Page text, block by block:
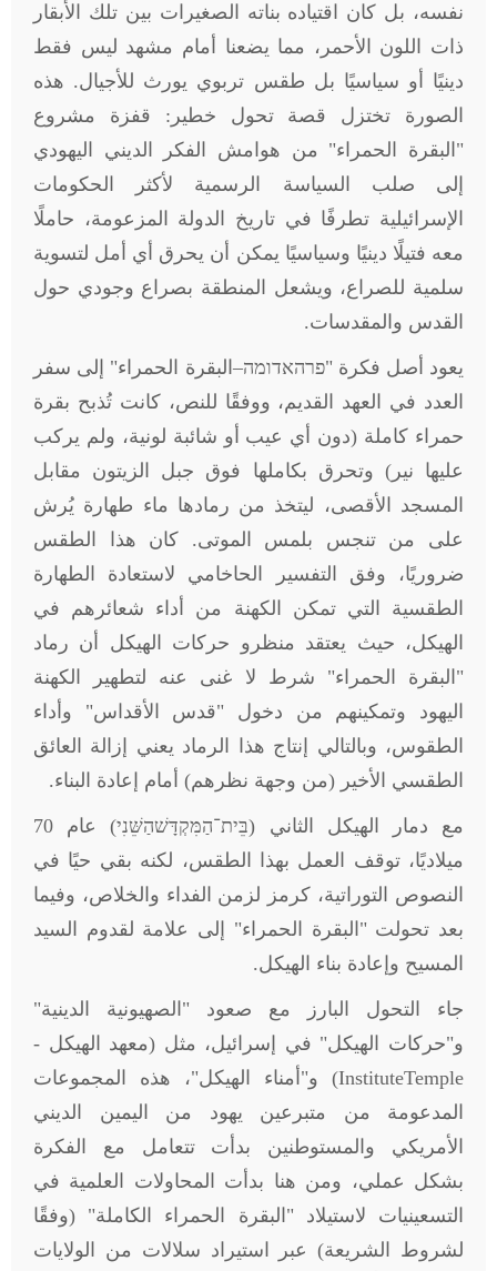
نفسه، بل كان اقتياده بناته الصغيرات بين تلك الأبقار
ذات اللون الأحمر، مما يضعنا أمام مشهد ليس فقط
دينيًا أو سياسيًا بل طقس تربوي يورث للأجيال. هذه
الصورة تختزل قصة تحول خطير: قفزة مشروع
"البقرة الحمراء" من هوامش الفكر الديني اليهودي
إلى صلب السياسة الرسمية لأكثر الحكومات
الإسرائيلية تطرفًا في تاريخ الدولة المزعومة، حاملًا
معه فتيلًا دينيًا وسياسيًا يمكن أن يحرق أي أمل لتسوية
سلمية للصراع، ويشعل المنطقة بصراع وجودي حول
القدس والمقدسات.
يعود أصل فكرة "פרהאדומה–البقرة الحمراء" إلى سفر
العدد في العهد القديم، ووفقًا للنص، كانت تُذبح بقرة
حمراء كاملة (دون أي عيب أو شائبة لونية، ولم يركب
عليها نير) وتحرق بكاملها فوق جبل الزيتون مقابل
المسجد الأقصى، ليتخذ من رمادها ماء طهارة يُرش
على من تنجس بلمس الموتى. كان هذا الطقس
ضروريًا، وفق التفسير الحاخامي لاستعادة الطهارة
الطقسية التي تمكن الكهنة من أداء شعائرهم في
الهيكل، حيث يعتقد منظرو حركات الهيكل أن رماد
"البقرة الحمراء" شرط لا غنى عنه لتطهير الكهنة
اليهود وتمكينهم من دخول "قدس الأقداس" وأداء
الطقوس، وبالتالي إنتاج هذا الرماد يعني إزالة العائق
الطقسي الأخير (من وجهة نظرهم) أمام إعادة البناء.
مع دمار الهيكل الثاني (בֵּית־הַמִּקְדָּשׁהַשֵּׁנִי) عام 70
ميلاديًا، توقف العمل بهذا الطقس، لكنه بقي حيًا في
النصوص التوراتية، كرمز لزمن الفداء والخلاص، وفيما
بعد تحولت "البقرة الحمراء" إلى علامة لقدوم السيد
المسيح وإعادة بناء الهيكل.
جاء التحول البارز مع صعود "الصهيونية الدينية"
و"حركات الهيكل" في إسرائيل، مثل (معهد الهيكل -
Temple
Institute) و"أمناء الهيكل"، هذه المجموعات
المدعومة من متبرعين يهود من اليمين الديني
الأمريكي والمستوطنين بدأت تتعامل مع الفكرة
بشكل عملي، ومن هنا بدأت المحاولات العلمية في
التسعينيات لاستيلاد "البقرة الحمراء الكاملة" (وفقًا
لشروط الشريعة) عبر استيراد سلالات من الولايات